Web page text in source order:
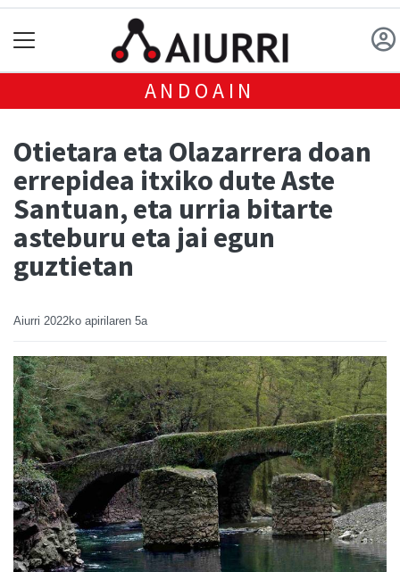
ANDOAIN
Otietara eta Olazarrera doan
errepidea itxiko dute Aste
Santuan, eta urria bitarte
asteburu eta jai egun
guztietan
Aiurri 2022ko apirilaren 5a